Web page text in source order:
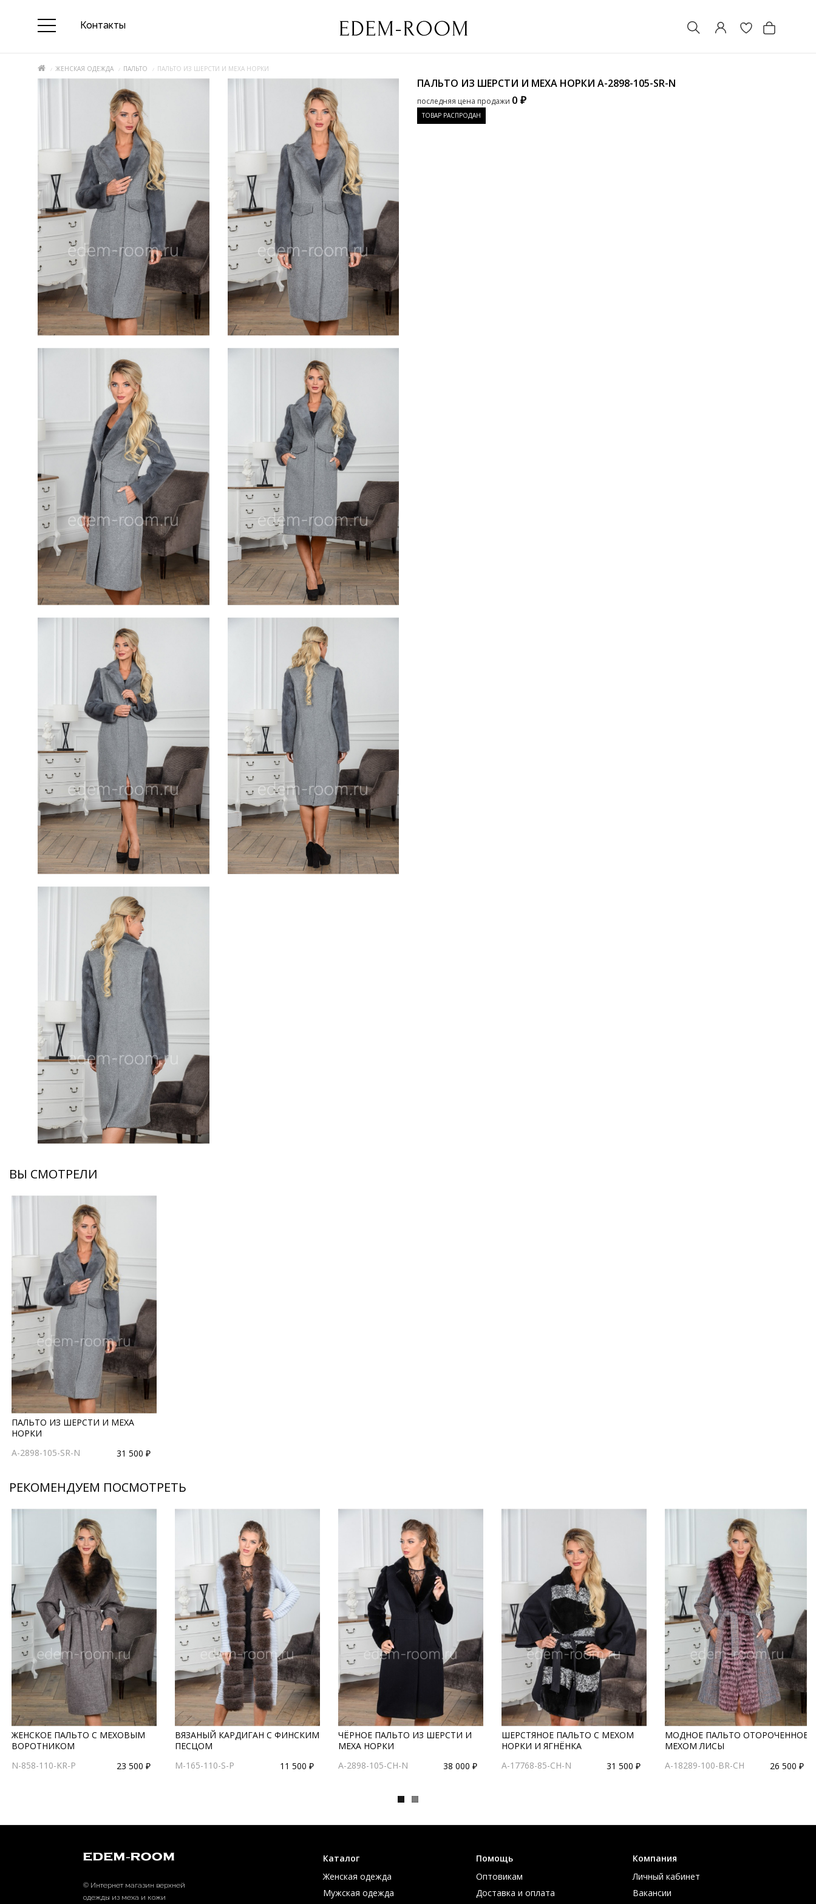
Контакты
ЖЕНСКАЯ ОДЕЖДА ПАЛЬТО ПАЛЬТО ИЗ ШЕРСТИ И МЕХА НОРКИ
ПАЛЬТО ИЗ ШЕРСТИ И МЕХА НОРКИ A-2898-105-SR-N
последняя цена продажи 0 ₽
ТОВАР РАСПРОДАН
ВЫ СМОТРЕЛИ
ПАЛЬТО ИЗ ШЕРСТИ И МЕХА
НОРКИ
A-2898-105-SR-N
31 500 ₽
РЕКОМЕНДУЕМ ПОСМОТРЕТЬ
ЖЕНСКОЕ ПАЛЬТО С МЕХОВЫМ
ВОРОТНИКОМ
N-858-110-KR-P
23 500 ₽
ВЯЗАНЫЙ КАРДИГАН С ФИНСКИМ
ПЕСЦОМ
M-165-110-S-P
11 500 ₽
ЧЁРНОЕ ПАЛЬТО ИЗ ШЕРСТИ И
МЕХА НОРКИ
A-2898-105-CH-N
38 000 ₽
ШЕРСТЯНОЕ ПАЛЬТО С МЕХОМ
НОРКИ И ЯГНЁНКА
A-17768-85-CH-N
31 500 ₽
МОДНОЕ ПАЛЬТО ОТОРОЧЕННОЕ
МЕХОМ ЛИСЫ
A-18289-100-BR-CH
26 500 ₽
© Интернет магазин верхней
одежды из меха и кожи
Каталог
Женская одежда
Мужская одежда
Помощь
Оптовикам
Доставка и оплата
Компания
Личный кабинет
Вакансии